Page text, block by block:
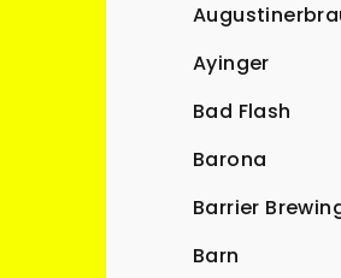
Ayinger
Bad Flash
Barona
Barrier
Barn